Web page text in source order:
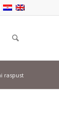
raspust